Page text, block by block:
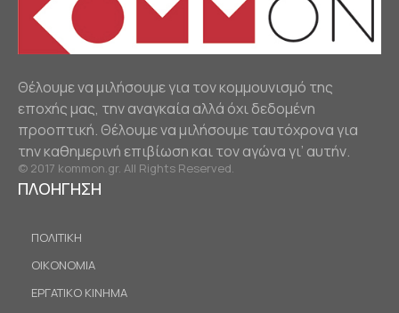
Θέλουμε να μιλήσουμε για τον κομμουνισμό της
εποχής μας, την αναγκαία αλλά όχι δεδομένη
προοπτική. Θέλουμε να μιλήσουμε ταυτόχρονα για
την καθημερινή επιβίωση και τον αγώνα γι’ αυτήν.
© 2017 kommon.gr. All Rights Reserved.
ΠΛΟΗΓΗΣΗ
ΠΟΛΙΤΙΚΗ
ΟΙΚΟΝΟΜΙΑ
ΕΡΓΑΤΙΚΟ ΚΙΝΗΜΑ